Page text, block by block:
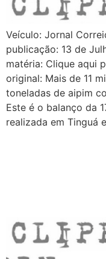
Veículo: Jornal
publicação: 13 de
matéria: Clique aqui
original: Mais de 11
toneladas de aipim
Este é o balanço da
realizada em Tinguá